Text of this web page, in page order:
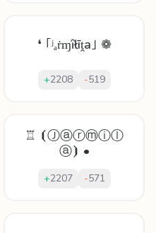
❛ ｢ʲₐṙɱȋłīṱa｣ ❁
+2208 -519
♖ ⦗Ⓙⓐⓡⓜⓘⓛ
ⓐ⦘ •
+2207 -571